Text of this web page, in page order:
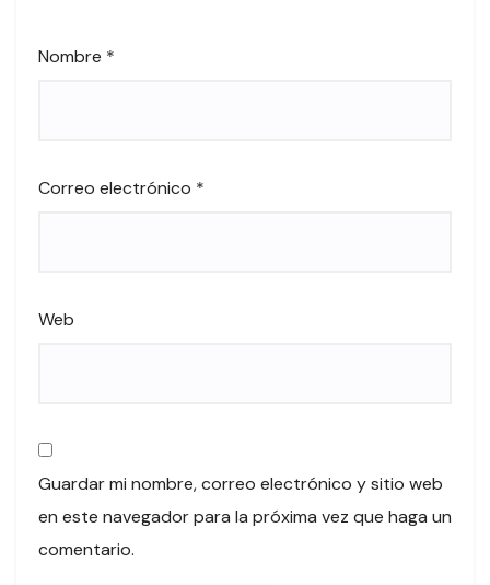
Nombre *
Correo electrónico *
Web
Guardar mi nombre, correo electrónico y sitio web
en este navegador para la próxima vez que haga un
comentario.